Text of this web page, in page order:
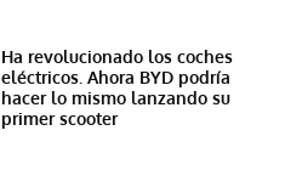
Ha revolucionado los coches
eléctricos. Ahora BYD podría
hacer lo mismo lanzando su
primer scooter